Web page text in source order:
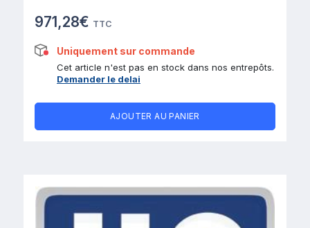
971,28€ TTC
Uniquement sur commande
Cet article n'est pas en stock dans nos entrepôts.
Demander le delai
AJOUTER AU PANIER